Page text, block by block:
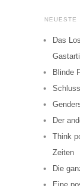
NEUESTE
Das
Blinde
Der
Think
Zeiten
Die